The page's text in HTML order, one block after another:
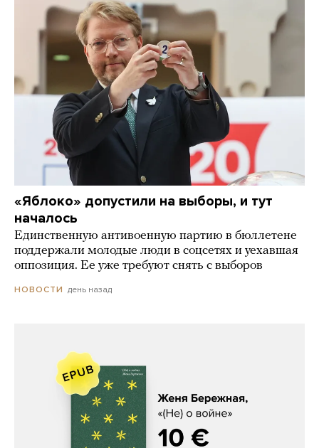
«Яблоко» допустили на выборы, и тут
началось
Единственную антивоенную партию в бюллетене
поддержали молодые люди в соцсетях и уехавшая
оппозиция. Ее уже требуют снять с выборов
НОВОСТИ день назад